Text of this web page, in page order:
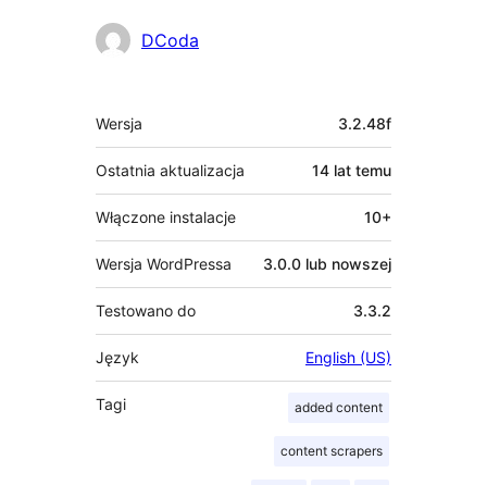
Zaangażowani
DCoda
Meta
Wersja 3.2.48f
Ostatnia aktualizacja 14 lat temu
Włączone instalacje 10+
Wersja WordPressa 3.0.0 lub nowszej
Testowano do 3.3.2
Język English (US)
Tagi added content
content scrapers